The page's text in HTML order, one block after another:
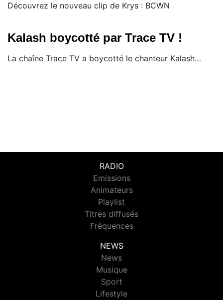
Découvrez le nouveau clip de Krys : BCWN
Kalash boycotté par Trace TV !
​La chaîne Trace TV a boycotté le chanteur Kalash…
RADIO
Emissions
Animateurs
Playlist
Titres diffusés
Fréquences
NEWS
News
Musique
Sport
Lifestyle